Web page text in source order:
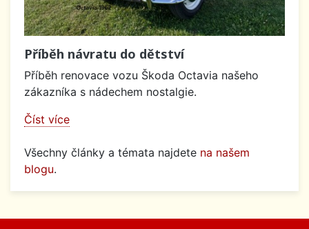
Příběh návratu do dětství
Příběh renovace vozu Škoda Octavia našeho
zákazníka s nádechem nostalgie.
Číst více
Všechny články a témata najdete na našem
blogu.